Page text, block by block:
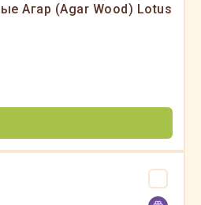
Агар (Agar Wood) Lotus